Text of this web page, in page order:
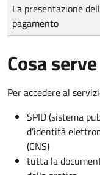
La presentazione
pagamento
Cosa serve
Per accedere al
SPID (sistema
d’identità
(CNS)
tutta la